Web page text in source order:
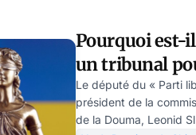
Pourquoi est-
un tribunal
Politika
Le député du « Parti
président de la
de la Douma, Leonid